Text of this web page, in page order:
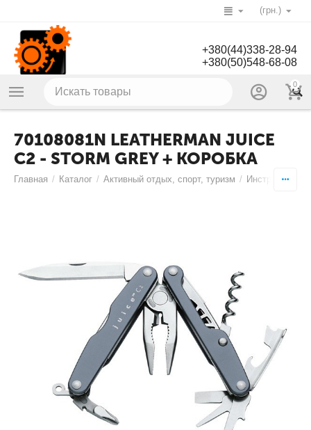
(грн.)
+380(44)338-28-94
+380(50)548-68-08
0
70108081N LEATHERMAN JUICE
C2 - STORM GREY + КОРОБКА
Главная / Каталог / Активный отдых, спорт, туризм / Инструменты